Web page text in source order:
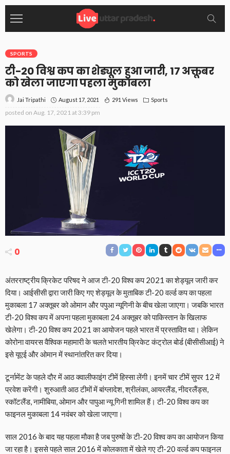
SPORTS
टी-20 विश्व कप का शेड्यूल हुआ जारी, 17 अक्तूबर
को खेला जाएगा पहला मुकाबला
Jai Tripathi August 17, 2021 291 Views Sports
posted on Aug. 17, 2021 at 3:39 pm
0
अंतरराष्ट्रीय क्रिकेट परिषद ने आज टी-20 विश्व कप 2021 का शेड्यूल जारी कर
दिया। आईसीसी द्वारा जारी किए गए शेड्यूल के मुताबिक टी-20 वर्ल्ड कप का पहला
मुकाबला 17 अक्तूबर को ओमान और पपुआ न्यूगिनी के बीच खेला जाएगा। जबकि भारत
टी-20 विश्व कप में अपना पहला मुकाबला 24 अक्तूबर को पाकिस्तान के खिलाफ
खेलेगा। टी-20 विश्व कप 2021 का आयोजन पहले भारत में प्रस्तावित था। लेकिन
कोरोना वायरस वैश्विक महामारी के चलते भारतीय क्रिकेट कंट्रोल बोर्ड (बीसीसीआई) ने
इसे यूएई और ओमान में स्थानांतरित कर दिया।
टूर्नामेंट के पहले दौर में आठ क्वालीफाइंग टीमें हिस्सा लेंगी। इनमें चार टीमें सुपर 12 में
प्रवेश करेंगी। शुरुआती आठ टीमों में बांग्लादेश, श्रीलंका, आयरलैंड, नीदरलैंड्स,
स्कॉटलैंड, नामीबिया, ओमान और पापुआ न्यू गिनी शामिल हैं। टी-20 विश्व कप का
फाइनल मुकाबला 14 नवंबर को खेला जाएगा।
साल 2016 के बाद यह पहला मौका है जब पुरुषों के टी-20 विश्व कप का आयोजन किया
जा रहा है। इससे पहले साल 2016 में कोलकाता में खेले गए टी-20 वर्ल्ड कप फाइनल